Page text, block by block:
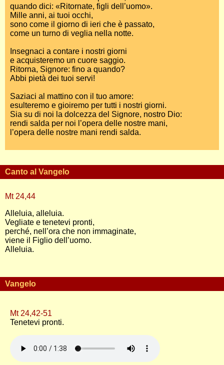
quando dici: «Ritornate, figli dell’uomo».
Mille anni, ai tuoi occhi,
sono come il giorno di ieri che è passato,
come un turno di veglia nella notte.
Insegnaci a contare i nostri giorni
e acquisteremo un cuore saggio.
Ritorna, Signore: fino a quando?
Abbi pietà dei tuoi servi!
Saziaci al mattino con il tuo amore:
esulteremo e gioiremo per tutti i nostri giorni.
Sia su di noi la dolcezza del Signore, nostro Dio:
rendi salda per noi l’opera delle nostre mani,
l’opera delle nostre mani rendi salda.
Canto al Vangelo
Mt 24,44
Alleluia, alleluia.
Vegliate e tenetevi pronti,
perché, nell’ora che non immaginate,
viene il Figlio dell’uomo.
Alleluia.
Vangelo
Mt 24,42-51
Tenetevi pronti.